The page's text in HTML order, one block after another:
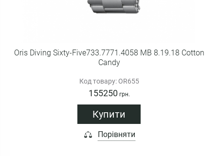
Oris Diving Sixty-Five733.7771.4058 MB 8.19.18 Cotton
Candy
Код товару: OR655
155250 грн.
Купити
Порівняти